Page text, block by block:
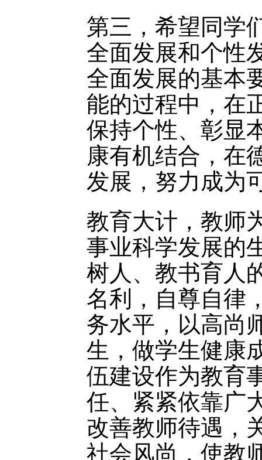
第三，希望同学
全面发展和个性
全面发展的基本
能的过程中，在
保持个性、彰显
康有机结合，在
发展，努力成为
教育大计，教师
事业科学发展的
树人、教书育人
名利，自尊自律
务水平，以高尚
生，做学生健康
伍建设作为教育
任、紧紧依靠广
改善教师待遇，
社会风尚，使教